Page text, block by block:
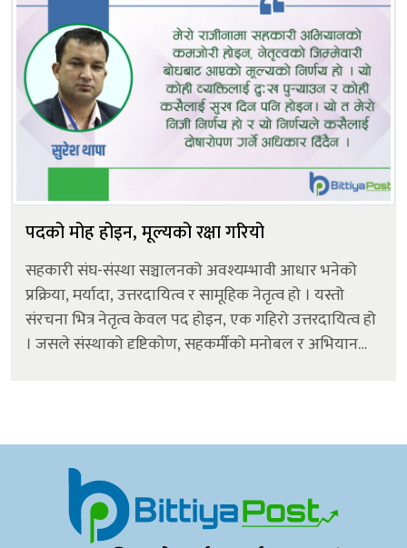
पदको मोह होइन, मूल्यको रक्षा गरियो
सहकारी संघ-संस्था सञ्चालनको अवश्यम्भावी आधार भनेको
प्रक्रिया, मर्यादा, उत्तरदायित्व र सामूहिक नेतृत्व हो । यस्तो
संरचना भित्र नेतृत्व केवल पद होइन, एक गहिरो उत्तरदायित्व हो
। जसले संस्थाको दृष्टिकोण, सहकर्मीको मनोबल र अभियानको